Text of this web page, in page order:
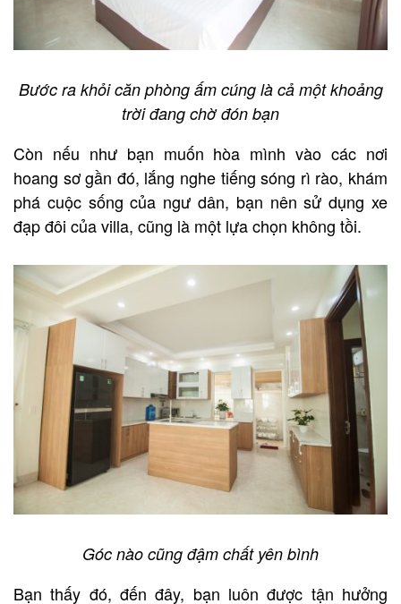
Bước ra khỏi căn phòng ấm cúng là cả một khoảng
trời đang chờ đón bạn
Còn nếu như bạn muốn hòa mình vào các nơi
hoang sơ gần đó, lắng nghe tiếng sóng rì rào, khám
phá cuộc sống của ngư dân, bạn nên sử dụng xe
đạp đôi của villa, cũng là một lựa chọn không tồi.
Góc nào cũng đậm chất yên bình
Bạn thấy đó, đến đây, bạn luôn được tận hưởng